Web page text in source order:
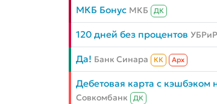
МКБ Бонус МКБ ДК
120 дней без процентов УБРиР
Да! Банк Синара КК Aрх
Дебетовая карта с кэшбэком
Совкомбанк ДК